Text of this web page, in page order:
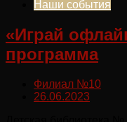
Наши события
«Играй
программа
Филиал №10
26.06.2023